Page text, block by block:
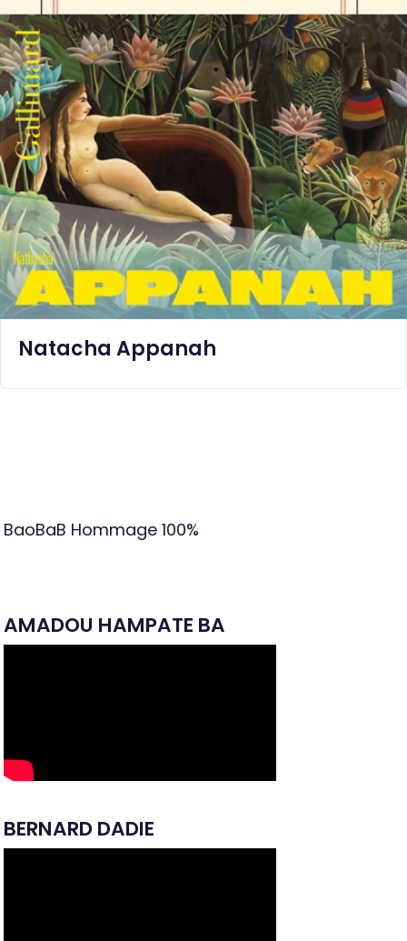
Natacha Appanah
BaoBaB Hommage 100%
AMADOU HAMPATE BA
BERNARD DADIE